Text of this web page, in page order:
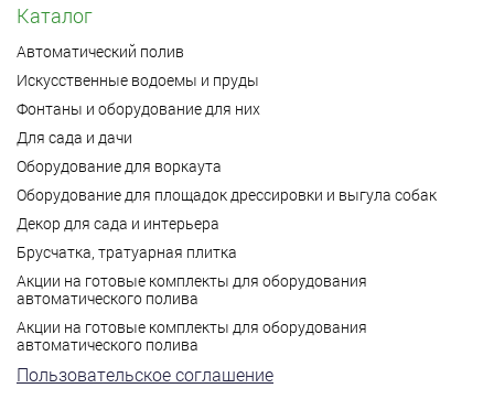
Каталог
Автоматический полив
Искусственные водоемы и пруды
Фонтаны и оборудование для них
Для сада и дачи
Оборудование для воркаута
Оборудование для площадок дрессировки и выгула собак
Декор для сада и интерьера
Брусчатка, тратуарная плитка
Акции на готовые комплекты для оборудования
автоматического полива
Акции на готовые комплекты для оборудования
автоматического полива
Пользовательское соглашение